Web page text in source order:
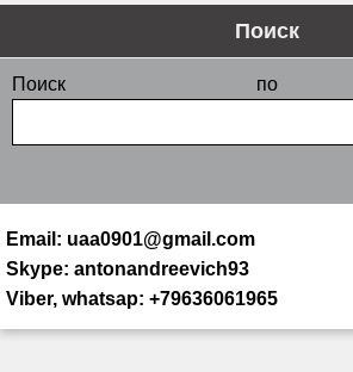
Поиск
Поиск по
Email: uaa0901@gmail.com
Skype: antonandreevich93
Viber, whatsap: +79636061965